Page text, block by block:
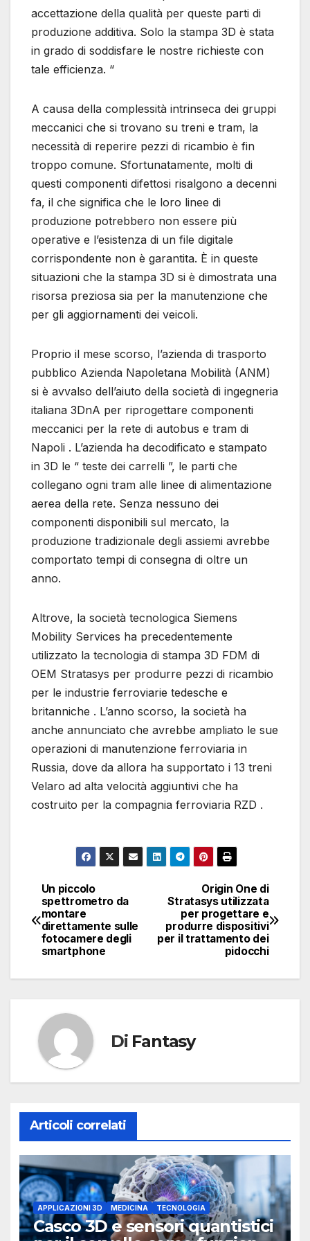
accettazione della qualità per queste parti di
produzione additiva. Solo la stampa 3D è stata
in grado di soddisfare le nostre richieste con
tale efficienza. “
A causa della complessità intrinseca dei gruppi
meccanici che si trovano su treni e tram, la
necessità di reperire pezzi di ricambio è fin
troppo comune. Sfortunatamente, molti di
questi componenti difettosi risalgono a decenni
fa, il che significa che le loro linee di
produzione potrebbero non essere più
operative e l’esistenza di un file digitale
corrispondente non è garantita. È in queste
situazioni che la stampa 3D si è dimostrata una
risorsa preziosa sia per la manutenzione che
per gli aggiornamenti dei veicoli.
Proprio il mese scorso, l’azienda di trasporto
pubblico Azienda Napoletana Mobilità (ANM)
si è avvalso dell’aiuto della società di ingegneria
italiana 3DnA per riprogettare componenti
meccanici per la rete di autobus e tram di
Napoli . L’azienda ha decodificato e stampato
in 3D le “ teste dei carrelli ”, le parti che
collegano ogni tram alle linee di alimentazione
aerea della rete. Senza nessuno dei
componenti disponibili sul mercato, la
produzione tradizionale degli assiemi avrebbe
comportato tempi di consegna di oltre un
anno.
Altrove, la società tecnologica Siemens
Mobility Services ha precedentemente
utilizzato la tecnologia di stampa 3D FDM di
OEM Stratasys per produrre pezzi di ricambio
per le industrie ferroviarie tedesche e
britanniche . L’anno scorso, la società ha
anche annunciato che avrebbe ampliato le sue
operazioni di manutenzione ferroviaria in
Russia, dove da allora ha supportato i 13 treni
Velaro ad alta velocità aggiuntivi che ha
costruito per la compagnia ferroviaria RZD .
Navigazione
articoli
Origin One di
Stratasys utilizzata
per progettare e
produrre dispositivi
per il trattamento dei
pidocchi
Un piccolo
spettrometro da
montare
direttamente sulle
fotocamere degli
smartphone
Di Fantasy
Articoli correlati
APPLICAZIONI 3D MEDICINA TECNOLOGIA
Casco 3D e sensori quantistici